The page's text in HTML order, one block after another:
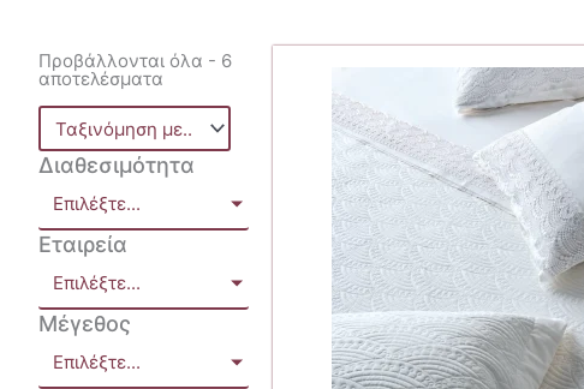
Προβάλλονται όλα - 6
αποτελέσματα
Διαθεσιμότητα
Επιλέξτε...
Εταιρεία
Επιλέξτε...
Μέγεθος
Επιλέξτε...